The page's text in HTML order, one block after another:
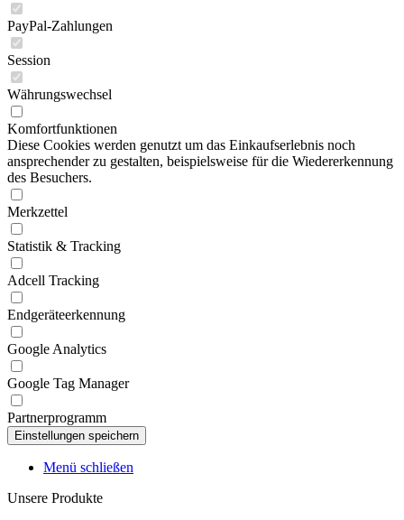
PayPal-Zahlungen
Session
Währungswechsel
Komfortfunktionen
Diese Cookies werden genutzt um das Einkaufserlebnis noch
ansprechender zu gestalten, beispielsweise für die Wiedererkennung
des Besuchers.
Merkzettel
Statistik & Tracking
Adcell Tracking
Endgeräteerkennung
Google Analytics
Google Tag Manager
Partnerprogramm
Menü schließen
Unsere Produkte